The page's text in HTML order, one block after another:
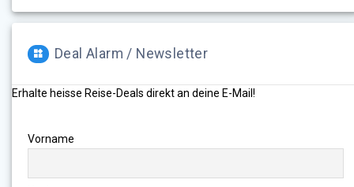
Deal Alarm / Newsletter
Erhalte heisse Reise-Deals direkt an deine E-Mail!
Vorname